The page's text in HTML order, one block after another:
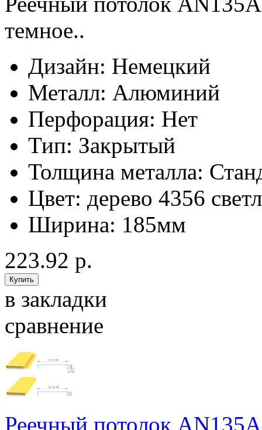
темное..
Дизайн: Немецкий
Металл: Алюминий
Перфорация: Нет
Тип: Закрытый
Толщина металла:
Цвет: дерево 4356
Ширина: 185мм
223.92 р.
в закладки
сравнение
Реечный потолок